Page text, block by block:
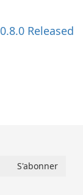
Released